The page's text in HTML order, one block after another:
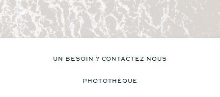
UN BESOIN ? CONTACTEZ NOUS
PHOTOTHÈQUE